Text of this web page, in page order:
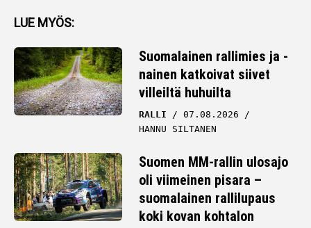
LUE MYÖS:
Suomalainen rallimies ja -
nainen katkoivat siivet
villeiltä huhuilta
RALLI
07.08.2026
HANNU SILTANEN
Suomen MM-rallin ulosajo
oli viimeinen pisara –
suomalainen rallilupaus
koki kovan kohtalon